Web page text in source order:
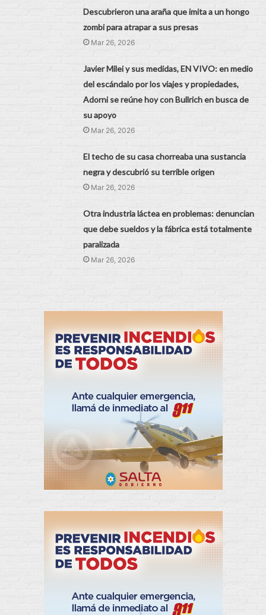
Descubrieron una araña que imita a un hongo
zombi para atrapar a sus presas
Mar 26, 2026
Javier Milei y sus medidas, EN VIVO: en medio
del escándalo por los viajes y propiedades,
Adorni se reúne hoy con Bullrich en busca de
su apoyo
Mar 26, 2026
El techo de su casa chorreaba una sustancia
negra y descubrió su terrible origen
Mar 26, 2026
Otra industria láctea en problemas: denuncian
que debe sueldos y la fábrica está totalmente
paralizada
Mar 26, 2026